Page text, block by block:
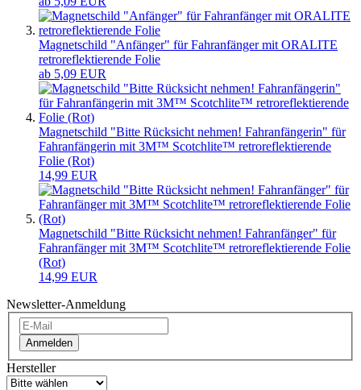
Magnetschild "Anfänger" für Fahranfänger mit ORALITE
retroreflektierende Folie
ab 5,09 EUR
Magnetschild "Bitte Rücksicht nehmen! Fahranfängerin" für
Fahranfängerin mit 3M™ Scotchlite™ retroreflektierende
Folie (Rot)
14,99 EUR
Magnetschild "Bitte Rücksicht nehmen! Fahranfänger" für
Fahranfänger mit 3M™ Scotchlite™ retroreflektierende Folie
(Rot)
14,99 EUR
Newsletter-Anmeldung
Anmelden
Hersteller